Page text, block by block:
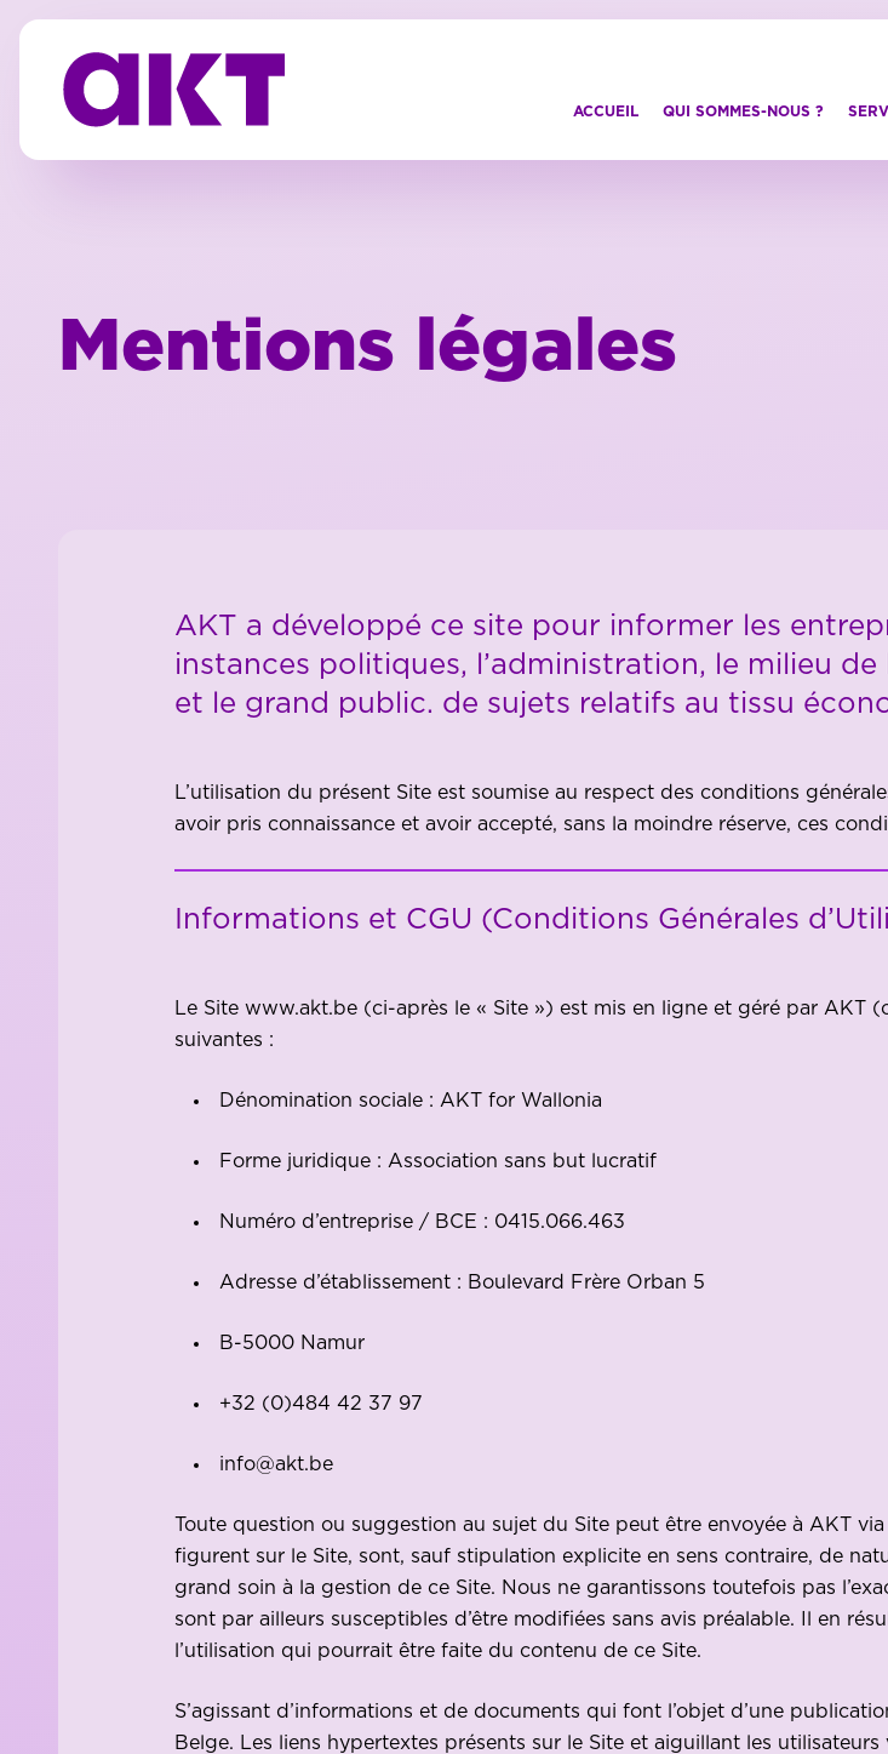
ACCUEIL QUI SOMMES-NOUS ?
Mentions légales
AKT a développé ce site pour informer les
instances politiques, l’administration, le milieu de
et le grand public. de sujets relatifs au tissu
L’utilisation du présent Site est soumise au respect des conditions
avoir pris connaissance et avoir accepté, sans la moindre réserve, ces
Informations et CGU (Conditions Générales
Le Site www.akt.be (ci-après le « Site ») est mis en ligne et géré par AKT
suivantes :
Dénomination sociale : AKT for Wallonia
Forme juridique : Association sans but lucratif
Numéro d’entreprise / BCE : 0415.066.463
Adresse d’établissement : Boulevard Frère Orban 5
B-5000 Namur
+32 (0)484 42 37 97
info@akt.be
Toute question ou suggestion au sujet du Site peut être envoyée à AKT via
figurent sur le Site, sont, sauf stipulation explicite en sens contraire, de
grand soin à la gestion de ce Site. Nous ne garantissons toutefois pas
sont par ailleurs susceptibles d’être modifiées sans avis préalable. Il en
l’utilisation qui pourrait être faite du contenu de ce Site.
S’agissant d’informations et de documents qui font l’objet d’une
Belge. Les liens hypertextes présents sur le Site et aiguillant les